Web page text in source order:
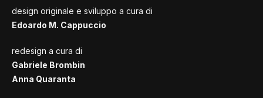
design originale e sviluppo a cura di
Edoardo M. Cappuccio
redesign a cura di
Gabriele Brombin
Anna Quaranta